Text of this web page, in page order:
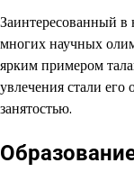
Заинтересованный в
многих научных
ярким примером
увлечения стали
занятостью.